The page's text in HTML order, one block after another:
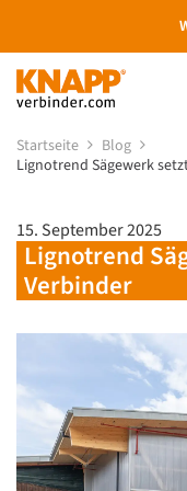
Startseite
Blog
Lignotrend Sägewerk
15. September 2025
Lignotrend
Verbinder